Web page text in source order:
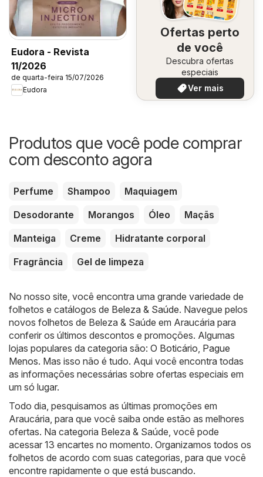
Eudora - Revista
11/2026
de quarta-feira 15/07/2026
Eudora
Ofertas perto
de você
Descubra ofertas
especiais
Ver mais
Produtos que você pode comprar
com desconto agora
Perfume Shampoo
Maquiagem
Desodorante
Morangos Óleo
Maçãs
Manteiga
Creme
Hidratante corporal
Fragrância
Gel de limpeza
No nosso site, você encontra uma grande variedade de
folhetos e catálogos de Beleza & Saúde. Navegue pelos
novos folhetos de Beleza & Saúde em Araucária para
conferir os últimos descontos e promoções. Algumas
lojas populares da categoria são: O Boticário Pague
Menos. Mas isso não é tudo. Aqui você encontra todas
as informações necessárias sobre ofertas especiais em
um só lugar.
Todo dia, pesquisamos as últimas promoções em
Araucária, para que você saiba onde estão as melhores
ofertas. Na categoria Beleza & Saúde, você pode
acessar 13 encartes no momento. Organizamos todos os
folhetos de acordo com suas categorias, para que você
encontre rapidamente o que está buscando.